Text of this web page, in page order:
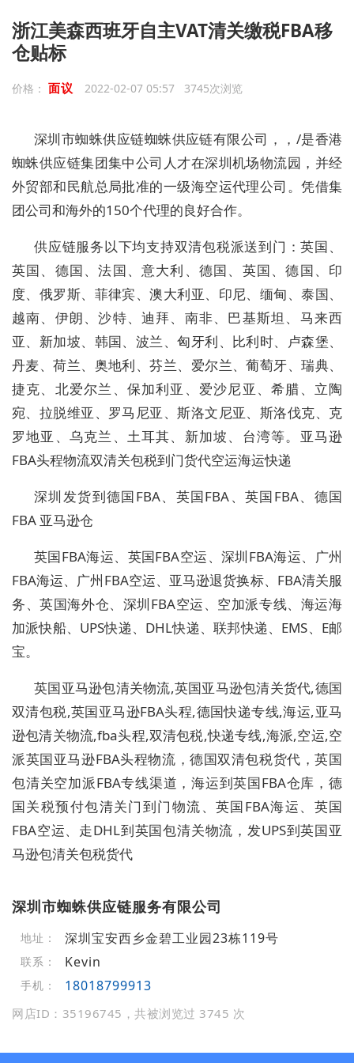
浙江美森西班牙自主VAT清关缴税FBA移
仓贴标
价格： 面议 2022-02-07 05:57 3745次浏览
深圳市蜘蛛供应链蜘蛛供应链有限公司，，/是香港
蜘蛛供应链集团集中公司人才在深圳机场物流园，并经
外贸部和民航总局批准的一级海空运代理公司。凭借集
团公司和海外的150个代理的良好合作。
供应链服务以下均支持双清包税派送到门：英国、
英国、德国、法国、意大利、德国、英国、德国、印
度、俄罗斯、菲律宾、澳大利亚、印尼、缅甸、泰国、
越南、伊朗、沙特、迪拜、南非、巴基斯坦、马来西
亚、新加坡、韩国、波兰、匈牙利、比利时、卢森堡、
丹麦、荷兰、奥地利、芬兰、爱尔兰、葡萄牙、瑞典、
捷克、北爱尔兰、保加利亚、爱沙尼亚、希腊、立陶
宛、拉脱维亚、罗马尼亚、斯洛文尼亚、斯洛伐克、克
罗地亚、乌克兰、土耳其、新加坡、台湾等。亚马逊
FBA头程物流双清关包税到门货代空运海运快递
深圳发货到德国FBA、英国FBA、英国FBA、德国
FBA 亚马逊仓
英国FBA海运、英国FBA空运、深圳FBA海运、广州
FBA海运、广州FBA空运、亚马逊退货换标、FBA清关服
务、英国海外仓、深圳FBA空运、空加派专线、海运海
加派快船、UPS快递、DHL快递、联邦快递、EMS、E邮
宝。
英国亚马逊包清关物流,英国亚马逊包清关货代,德国
双清包税,英国亚马逊FBA头程,德国快递专线,海运,亚马
逊包清关物流,fba头程,双清包税,快递专线,海派,空运,空
派英国亚马逊FBA头程物流，德国双清包税货代，英国
包清关空加派FBA专线渠道，海运到英国FBA仓库，德
国关税预付包清关门到门物流、英国FBA海运、英国
FBA空运、走DHL到英国包清关物流，发UPS到英国亚
马逊包清关包税货代
深圳市蜘蛛供应链服务有限公司
地址： 深圳宝安西乡金碧工业园23栋119号
联系： Kevin
手机： 18018799913
网店ID：35196745，共被浏览过 3745 次